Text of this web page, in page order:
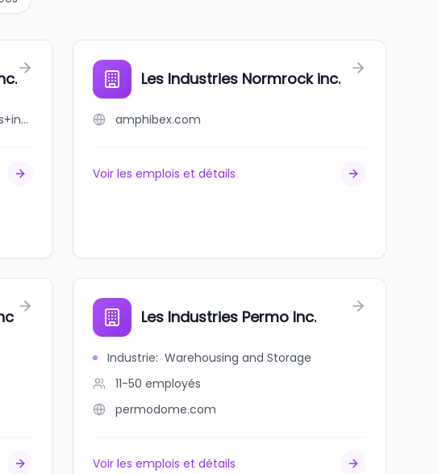
jobbank.gc.ca/browsejobs/employer/les+industries+matra+plast+inc./ca
Les Industries Normrock inc.
amphibex.com
Voir les emplois et détails
Les Industries Permo Inc.
Industrie: Warehousing and Storage
11-50 employés
permodome.com
Voir les emplois et détails